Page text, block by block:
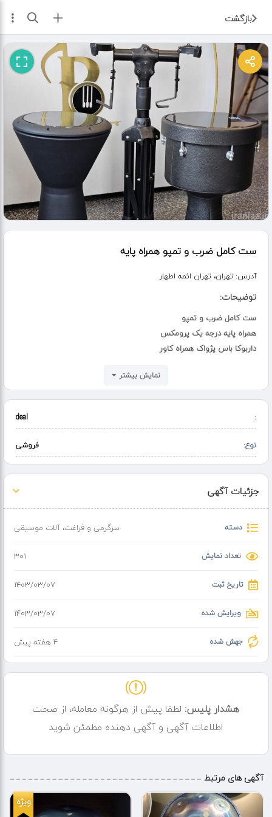
بازگشت ثبت آگهی
ست کامل ضرب و تمپو همراه پایه
آدرس: تهران، تهران ائمه اطهار
توضیحات:
ست کامل ضرب و تمپو
همراه پایه درجه یک پرومکس
داربوکا باس پژواک همراه کاور
مکان مناسب برای تست صدا و خرید
نمایش بیشتر
:
deal
نوع: فروشی
جزئیات آگهی
دسته سرگرمی و فراغت،آلات موسیقی
تعداد نمایش 301
تاریخ ثبت ۱۴۰۳/۰۳/۰۷
ویرایش شده ۱۴۰۳/۰۳/۰۷
جهش شده 4 هفته پیش
هشدار پلیس: لطفا پیش از هرگونه معامله، از صحت
اطلاعات آگهی و آگهی دهنده مطمئن شوید
آگهی های مرتبط
ویژه